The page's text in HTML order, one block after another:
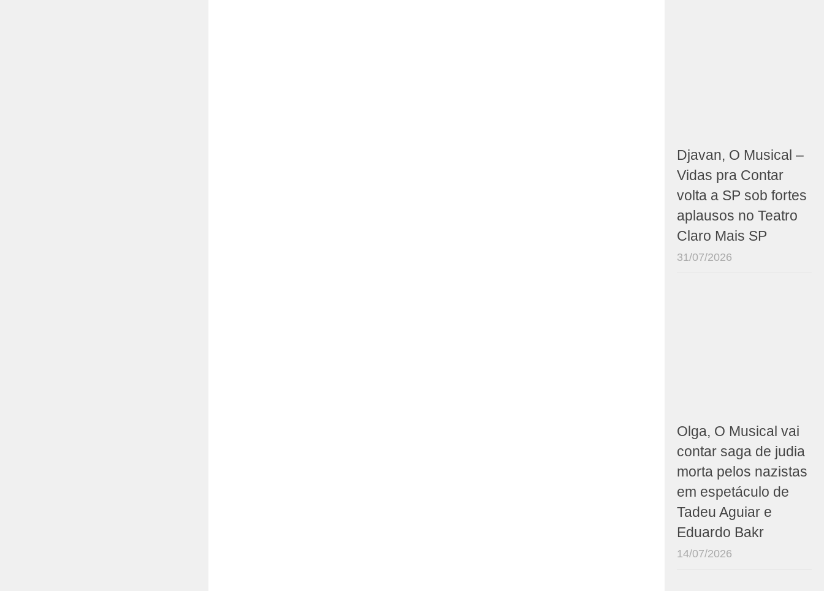
Djavan, O Musical –
Vidas pra Contar
volta a SP sob fortes
aplausos no Teatro
Claro Mais SP
31/07/2026
Olga, O Musical vai
contar saga de judia
morta pelos nazistas
em espetáculo de
Tadeu Aguiar e
Eduardo Bakr
14/07/2026